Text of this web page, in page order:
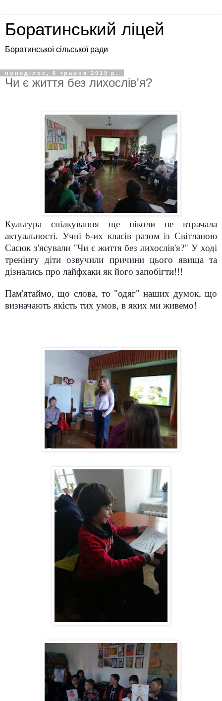
Боратинський ліцей
Боратинської сільської ради
понеділок, 6 травня 2019 р.
Чи є життя без лихослів'я?
Культура спілкування ще ніколи не втрачала
актуальності. Учні 6-их класів разом із Світланою
Сасюк з'ясували "Чи є життя без лихослів'я?" У ході
тренінгу діти озвучили причини цього явища та
дізнались про лайфхаки як його запобігти!!!
Пам'ятаймо, що слова, то "одяг" наших думок, що
визначають якість тих умов, в яких ми живемо!